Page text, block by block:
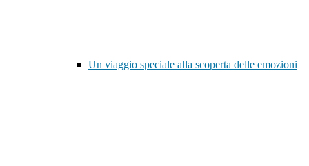
Un viaggio speciale alla scoperta delle emozioni